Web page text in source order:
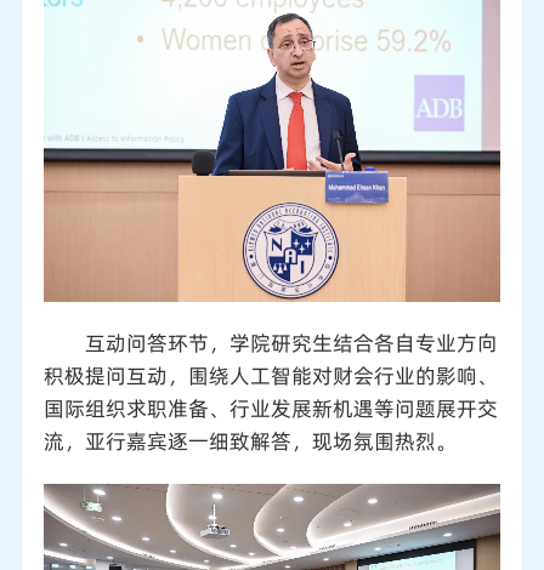
互动问答环节，学院研究生结合各自专业方向
积极提问互动，围绕人工智能对财会行业的影响、
国际组织求职准备、行业发展新机遇等问题展开交
流，亚行嘉宾逐一细致解答，现场氛围热烈。